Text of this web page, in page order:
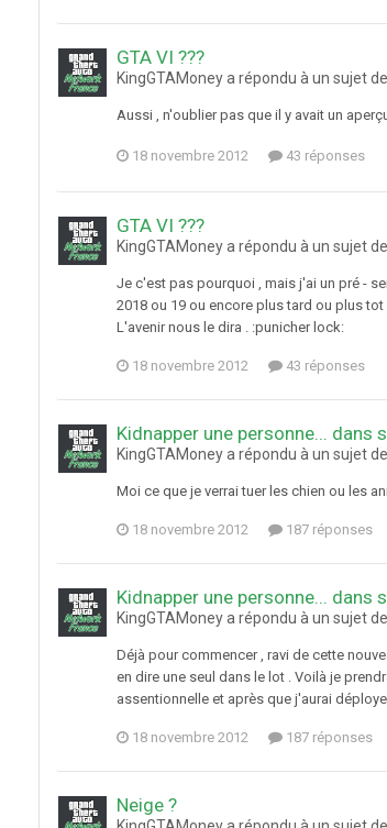
GTA VI ???
KingGTAMoney a répondu à un sujet
Aussi , n'oublier pas que il y avait un
18 novembre 2012 43 réponses
GTA VI ???
KingGTAMoney a répondu à un sujet
Je c'est pas pourquoi , mais j'ai un pré -
2018 ou 19 ou encore plus tard ou plus tot
L'avenir nous le dira . :punicher lock:
18 novembre 2012 43 réponses
Kidnapper une personne... dans
KingGTAMoney a répondu à un sujet
Moi ce que je verrai tuer les chien ou les
18 novembre 2012 187 réponses
Kidnapper une personne... dans
KingGTAMoney a répondu à un sujet
Déjà pour commencer , ravi de cette
en dire une seul dans le lot . Voilà je
assentionnelle et après que j'aurai
18 novembre 2012 187 réponses
Neige ?